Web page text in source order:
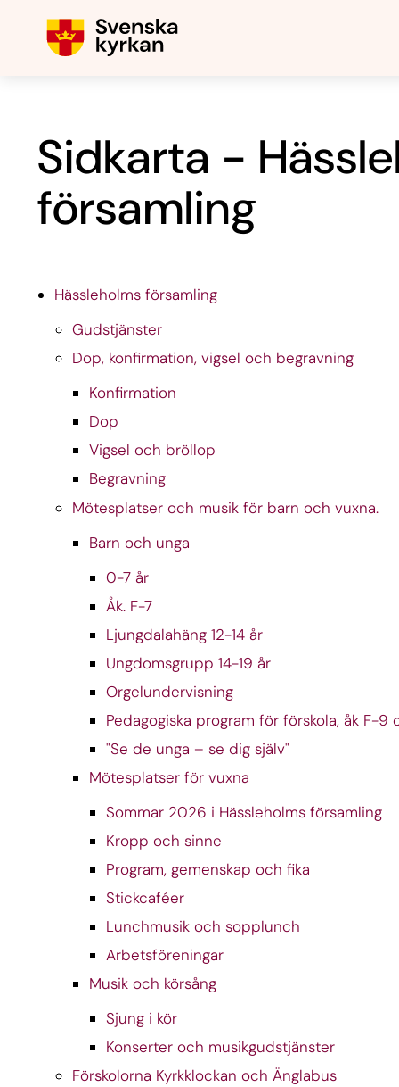
Sidkarta -
församling
Hässleholms församling
Gudstjänster
Dop, konfirmation, vigsel och begravning
Konfirmation
Dop
Vigsel och bröllop
Begravning
Mötesplatser och musik för barn och vuxna.
Barn och unga
0-7 år
Åk. F-7
Ljungdalahäng 12-14 år
Ungdomsgrupp 14-19 år
Orgelundervisning
Pedagogiska program för förskola, åk F-9
"Se de unga – se dig själv"
Mötesplatser för vuxna
Sommar 2026 i Hässleholms församling
Kropp och sinne
Program, gemenskap och fika
Stickcaféer
Lunchmusik och sopplunch
Arbetsföreningar
Musik och körsång
Sjung i kör
Konserter och musikgudstjänster
Förskolorna Kyrkklockan och Änglabus